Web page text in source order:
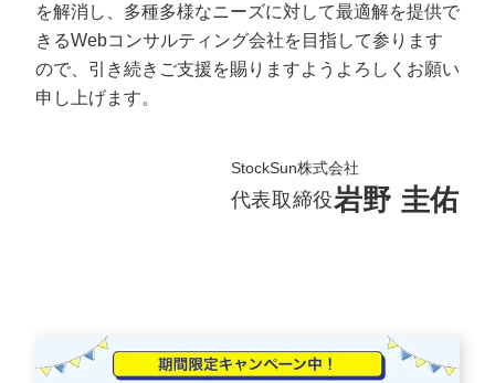
を解消し、多種多様なニーズに対して最適解を提供で
きるWebコンサルティング会社を目指して参ります
ので、引き続きご支援を賜りますようよろしくお願い
申し上げます。
StockSun株式会社
代表取締役岩野 圭佑